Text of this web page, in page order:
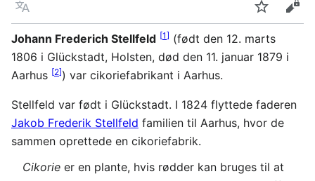
Sprog OvervågVis
Johann Frederich Stellfeld [1] (født den 12. marts
1806 i Glückstadt, Holsten, død den 11. januar 1879 i
Aarhus [2]) var cikoriefabrikant i Aarhus.
Stellfeld var født i Glückstadt. I 1824 flyttede faderen
Jakob Frederik Stellfeld familien til Aarhus, hvor de
sammen oprettede en cikoriefabrik.
Cikorie er en plante, hvis rødder kan bruges til at